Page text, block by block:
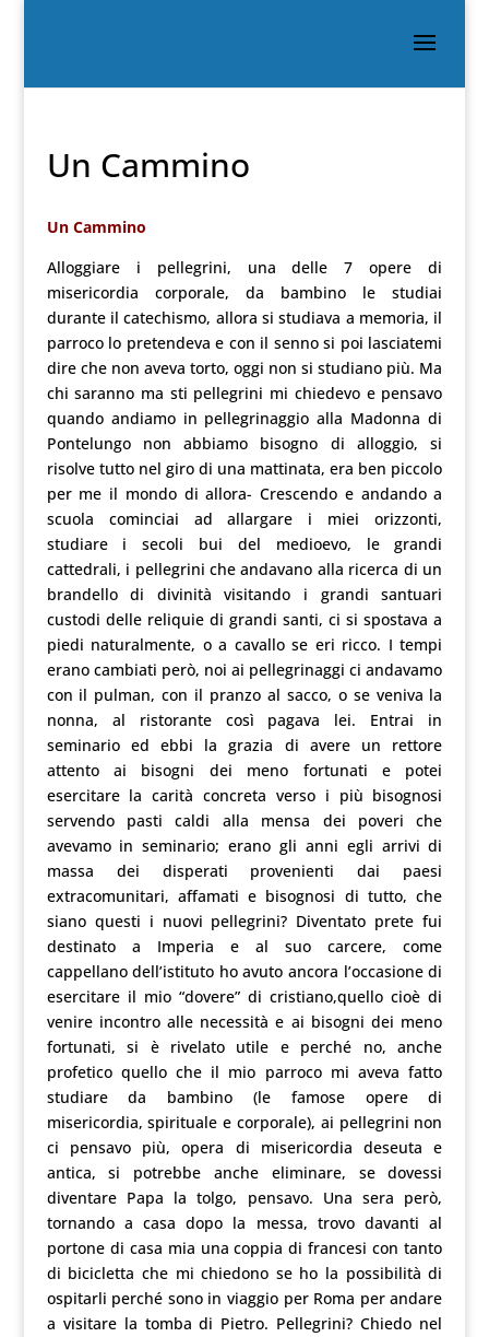
Un Cammino
Un Cammino
Alloggiare i pellegrini, una delle 7 opere di
misericordia corporale, da bambino le studiai
durante il catechismo, allora si studiava a memoria, il
parroco lo pretendeva e con il senno si poi lasciatemi
dire che non aveva torto, oggi non si studiano più. Ma
chi saranno ma sti pellegrini mi chiedevo e pensavo
quando andiamo in pellegrinaggio alla Madonna di
Pontelungo non abbiamo bisogno di alloggio, si
risolve tutto nel giro di una mattinata, era ben piccolo
per me il mondo di allora- Crescendo e andando a
scuola cominciai ad allargare i miei orizzonti,
studiare i secoli bui del medioevo, le grandi
cattedrali, i pellegrini che andavano alla ricerca di un
brandello di divinità visitando i grandi santuari
custodi delle reliquie di grandi santi, ci si spostava a
piedi naturalmente, o a cavallo se eri ricco. I tempi
erano cambiati però, noi ai pellegrinaggi ci andavamo
con il pulman, con il pranzo al sacco, o se veniva la
nonna, al ristorante così pagava lei. Entrai in
seminario ed ebbi la grazia di avere un rettore
attento ai bisogni dei meno fortunati e potei
esercitare la carità concreta verso i più bisognosi
servendo pasti caldi alla mensa dei poveri che
avevamo in seminario; erano gli anni egli arrivi di
massa dei disperati provenienti dai paesi
extracomunitari, affamati e bisognosi di tutto, che
siano questi i nuovi pellegrini? Diventato prete fui
destinato a Imperia e al suo carcere, come
cappellano dell’istituto ho avuto ancora l’occasione di
esercitare il mio “dovere” di cristiano,quello cioè di
venire incontro alle necessità e ai bisogni dei meno
fortunati, si è rivelato utile e perché no, anche
profetico quello che il mio parroco mi aveva fatto
studiare da bambino (le famose opere di
misericordia, spirituale e corporale), ai pellegrini non
ci pensavo più, opera di misericordia deseuta e
antica, si potrebbe anche eliminare, se dovessi
diventare Papa la tolgo, pensavo. Una sera però,
tornando a casa dopo la messa, trovo davanti al
portone di casa mia una coppia di francesi con tanto
di bicicletta che mi chiedono se ho la possibilità di
ospitarli perché sono in viaggio per Roma per andare
a visitare la tomba di Pietro. Pellegrini? Chiedo nel